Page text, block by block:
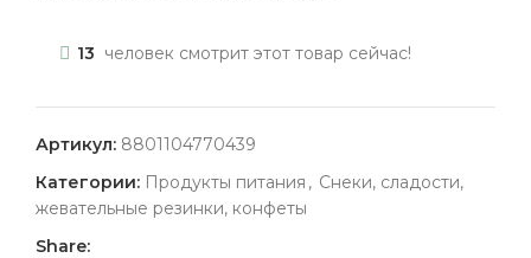
13 человек смотрит этот товар сейчас!
Артикул: 8801104770439
Категории: Продукты питания , Снеки, сладости,
жевательные резинки, конфеты
Share: